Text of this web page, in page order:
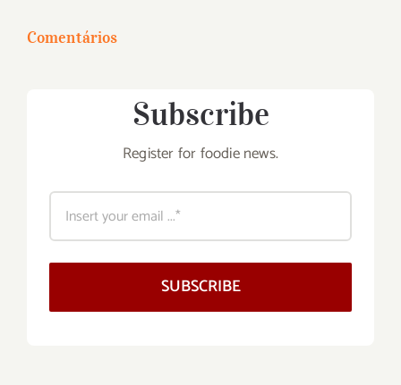
Comentários
Subscribe
Register for foodie news.
SUBSCRIBE